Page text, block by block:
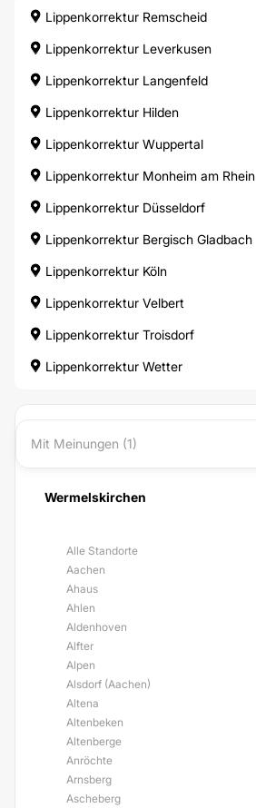
Lippenkorrektur Remscheid
Lippenkorrektur Leverkusen
Lippenkorrektur Langenfeld
Lippenkorrektur Hilden
Lippenkorrektur Wuppertal
Lippenkorrektur Monheim am Rhein
Lippenkorrektur Düsseldorf
Lippenkorrektur Bergisch Gladbach
Lippenkorrektur Köln
Lippenkorrektur Velbert
Lippenkorrektur Troisdorf
Lippenkorrektur Wetter
Mit Meinungen (1)
Wermelskirchen
Alle Standorte
Aachen
Ahaus
Ahlen
Aldenhoven
Alfter
Alpen
Alsdorf (Aachen)
Altena
Altenbeken
Altenberge
Anröchte
Arnsberg
Ascheberg